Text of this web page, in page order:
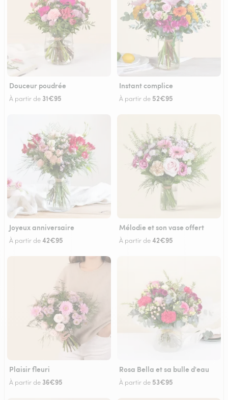
Douceur poudrée
À partir de 31€95
Instant complice
À partir de 52€95
Joyeux anniversaire
À partir de42€95
Mélodie et son vase offert
À partir de42€95
Plaisir fleuri
À partir de 36€95
Rosa Bella et sa bulle d'eau
À partir de 53€95